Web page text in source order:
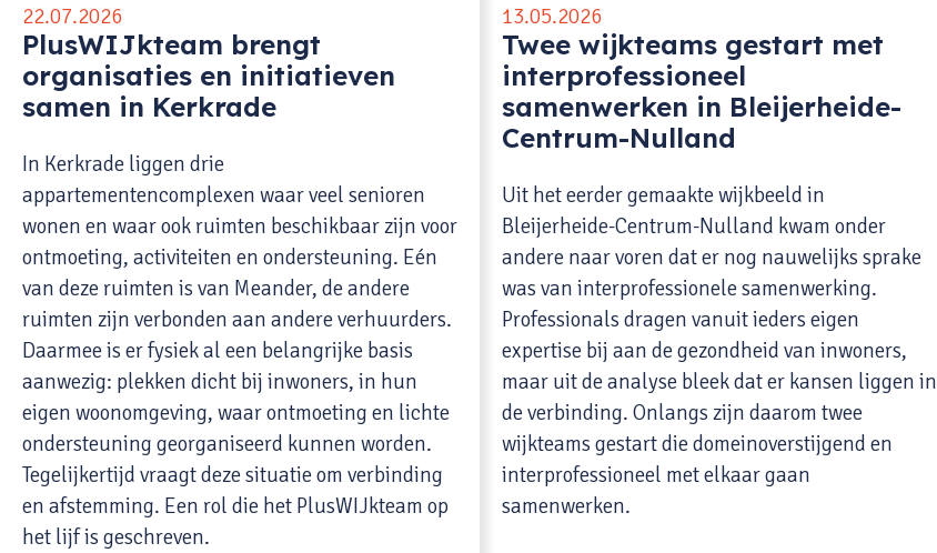
22.07.2026
PlusWIJkteam brengt
organisaties en initiatieven
samen in Kerkrade
In Kerkrade liggen drie
appartementencomplexen waar veel senioren
wonen en waar ook ruimten beschikbaar zijn voor
ontmoeting, activiteiten en ondersteuning. Eén
van deze ruimten is van Meander, de andere
ruimten zijn verbonden aan andere verhuurders.
Daarmee is er fysiek al een belangrijke basis
aanwezig: plekken dicht bij inwoners, in hun
eigen woonomgeving, waar ontmoeting en lichte
ondersteuning georganiseerd kunnen worden.
Tegelijkertijd vraagt deze situatie om verbinding
en afstemming. Een rol die het PlusWIJkteam op
het lijf is geschreven.
13.05.2026
Twee wijkteams gestart met
interprofessioneel
samenwerken in Bleijerheide-
Centrum-Nulland
Uit het eerder gemaakte wijkbeeld in
Bleijerheide-Centrum-Nulland kwam onder
andere naar voren dat er nog nauwelijks sprake
was van interprofessionele samenwerking.
Professionals dragen vanuit ieders eigen
expertise bij aan de gezondheid van inwoners,
maar uit de analyse bleek dat er kansen liggen in
de verbinding. Onlangs zijn daarom twee
wijkteams gestart die domeinoverstijgend en
interprofessioneel met elkaar gaan
samenwerken.